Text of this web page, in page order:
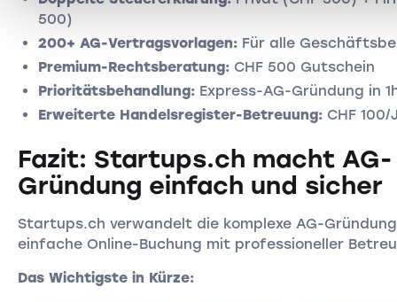
500)
200+ AG-Vertragsvorlagen: Für alle
Premium-Rechtsberatung: CHF 500 Gutschein
Prioritätsbehandlung: Express-AG-Gründung in
Erweiterte Handelsregister-Betreuung: CHF
Fazit: Startups.ch macht AG-
Gründung einfach und sicher
Startups.ch verwandelt die komplexe AG-
einfache Online-Buchung mit professioneller
Das Wichtigste in Kürze: